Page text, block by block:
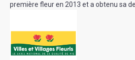
première fleur en 2013 et a obtenu sa